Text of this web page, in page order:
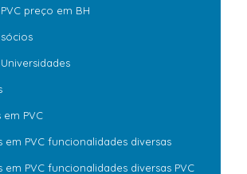
preço em BH
PVC
em PVC funcionalidades diversas
em PVC funcionalidades diversas PVC